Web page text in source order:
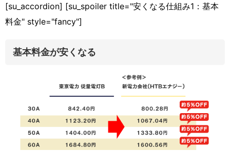
[su_accordion] [su_spoiler title="安くなる仕組み1：基本
料金" style="fancy"]
基本料金が安くなる